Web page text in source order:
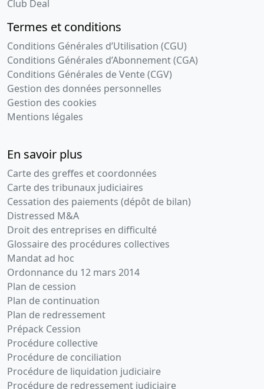
Club Deal
Termes et conditions
Conditions Générales d’Utilisation (CGU)
Conditions Générales d’Abonnement (CGA)
Conditions Générales de Vente (CGV)
Gestion des données personnelles
Gestion des cookies
Mentions légales
En savoir plus
Carte des greffes et coordonnées
Carte des tribunaux judiciaires
Cessation des paiements (dépôt de bilan)
Distressed M&A
Droit des entreprises en difficulté
Glossaire des procédures collectives
Mandat ad hoc
Ordonnance du 12 mars 2014
Plan de cession
Plan de continuation
Plan de redressement
Prépack Cession
Procédure collective
Procédure de conciliation
Procédure de liquidation judiciaire
Procédure de redressement judiciaire